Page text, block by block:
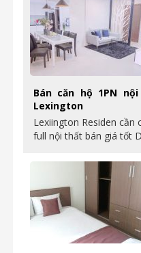
Bán căn hộ 1PN
Lexington
Lexiington Residen cần
full nội thất bán giá tốt